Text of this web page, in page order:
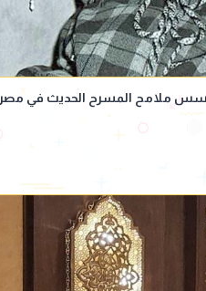
ملامح المسرح الحديث في مصر